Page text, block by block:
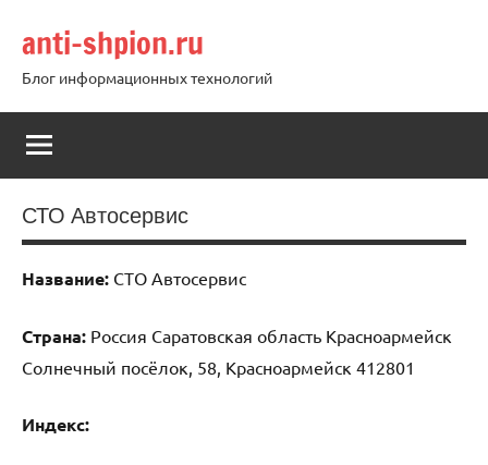
содержимому
anti-shpion.ru
Блог информационных технологий
СТО Автосервис
Название: СТО Автосервис
Страна: Россия Саратовская область Красноармейск
Солнечный посёлок, 58, Красноармейск 412801
Индекс: